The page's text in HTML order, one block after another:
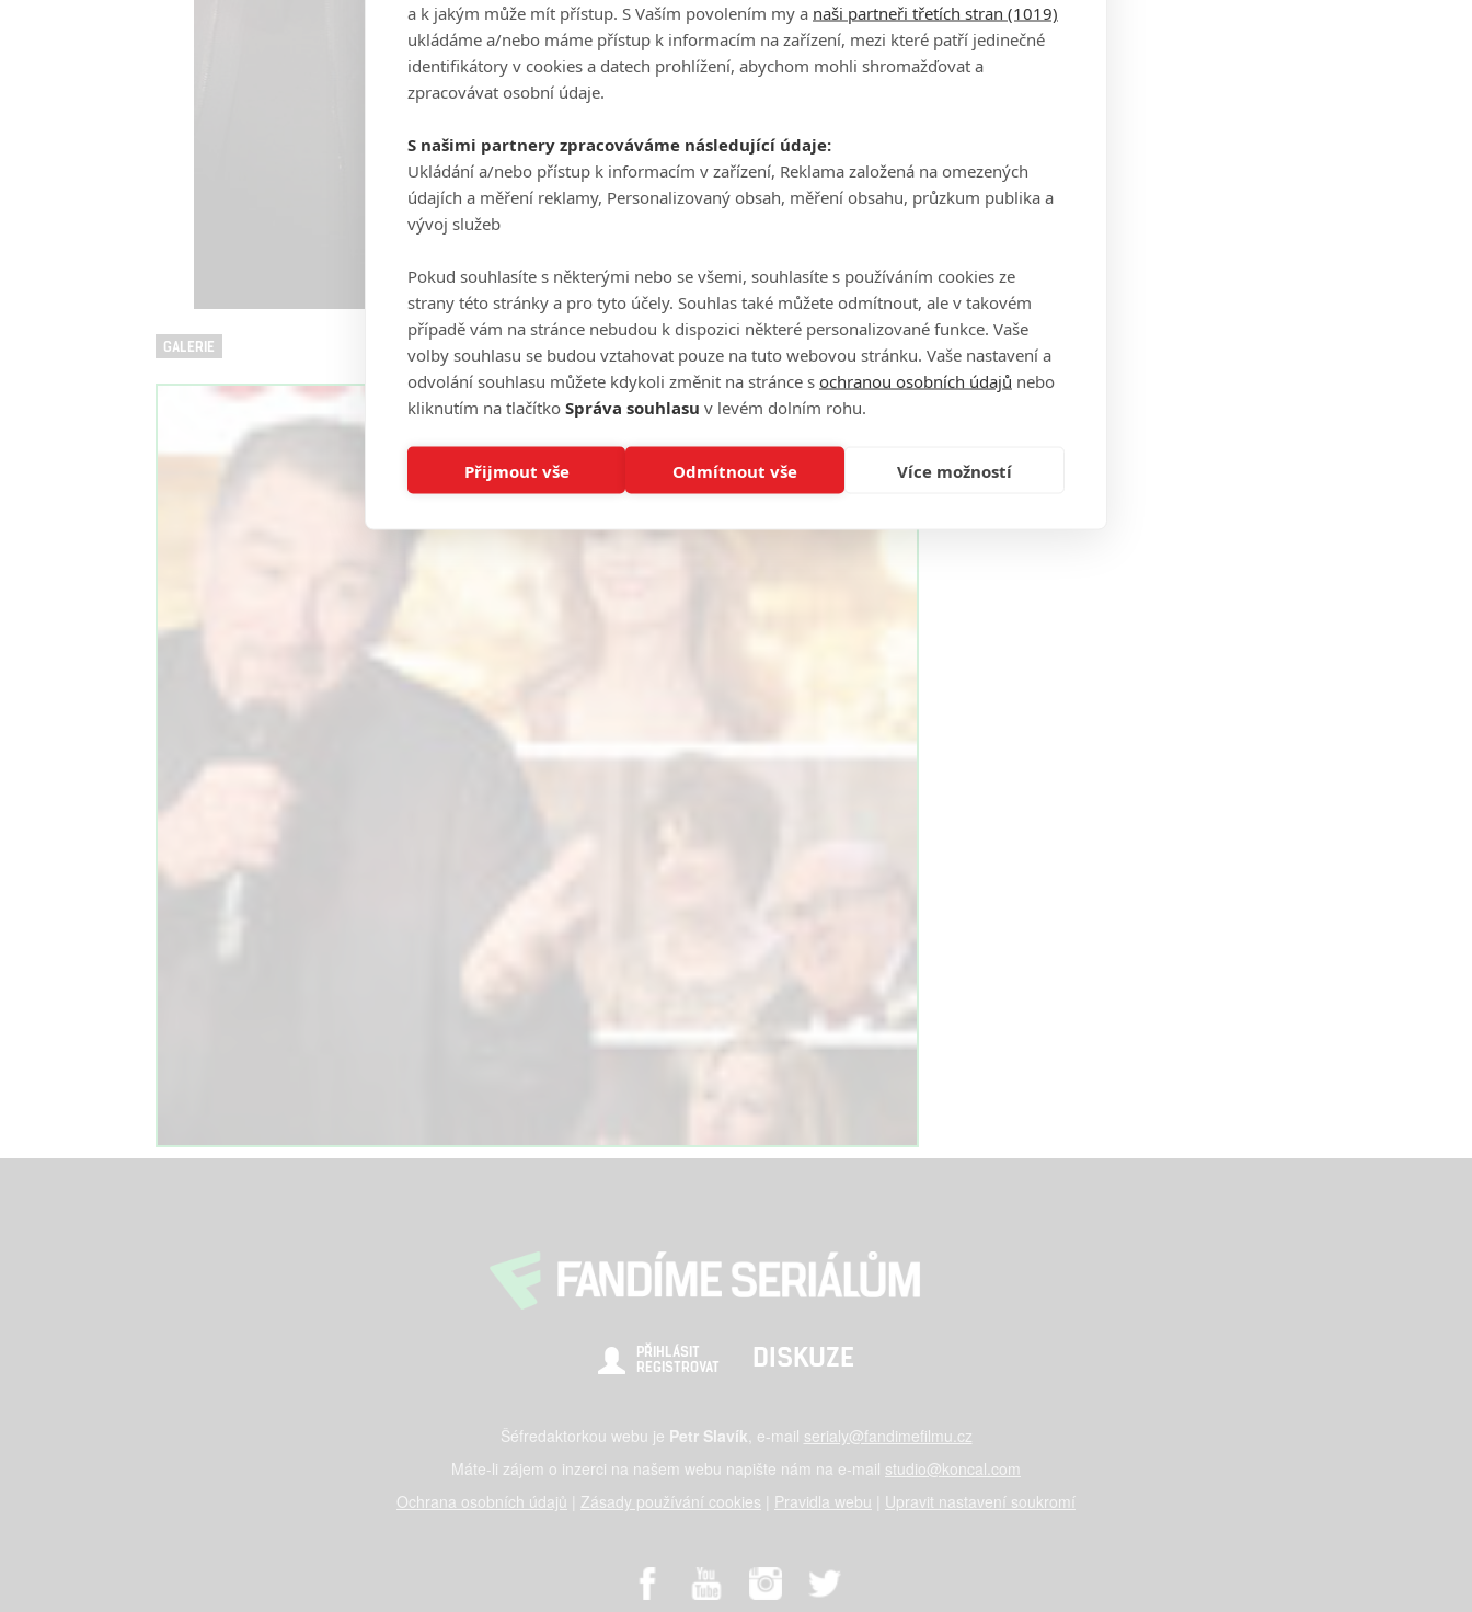
GALERIE
PŘIHLÁSIT
REGISTROVAT
DISKUZE
Šéfredaktorkou webu je Petr Slavík , e-mail serialy@fandimefilmu.cz
Máte-li zájem o inzerci na našem webu napište nám na e-mail studio@koncal.com
Ochrana osobních údajů
Zásady používání cookies Pravidla webu Upravit nastavení soukromí
a k jakým může mít přístup. S Vaším povolením my a naši partneři třetích stran (1019)
ukládáme a/nebo máme přístup k informacím na zařízení, mezi které patří jedinečné
identifikátory v cookies a datech prohlížení, abychom mohli shromažďovat a
zpracovávat osobní údaje.
S našimi partnery zpracováváme následující údaje:
Ukládání a/nebo přístup k informacím v zařízení, Reklama založená na omezených
údajích a měření reklamy, Personalizovaný obsah, měření obsahu, průzkum publika a
vývoj služeb
Pokud souhlasíte s některými nebo se všemi, souhlasíte s používáním cookies ze
strany této stránky a pro tyto účely. Souhlas také můžete odmítnout, ale v takovém
případě vám na stránce nebudou k dispozici některé personalizované funkce. Vaše
volby souhlasu se budou vztahovat pouze na tuto webovou stránku. Vaše nastavení a
odvolání souhlasu můžete kdykoli změnit na stránce s ochranou osobních údajů nebo
kliknutím na tlačítko Správa souhlasu v levém dolním rohu.
Přijmout vše Odmítnout vše Více možností